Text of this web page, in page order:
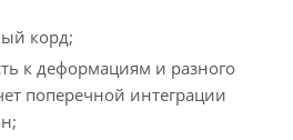
корд;
к деформациям и разного
поперечной интеграции